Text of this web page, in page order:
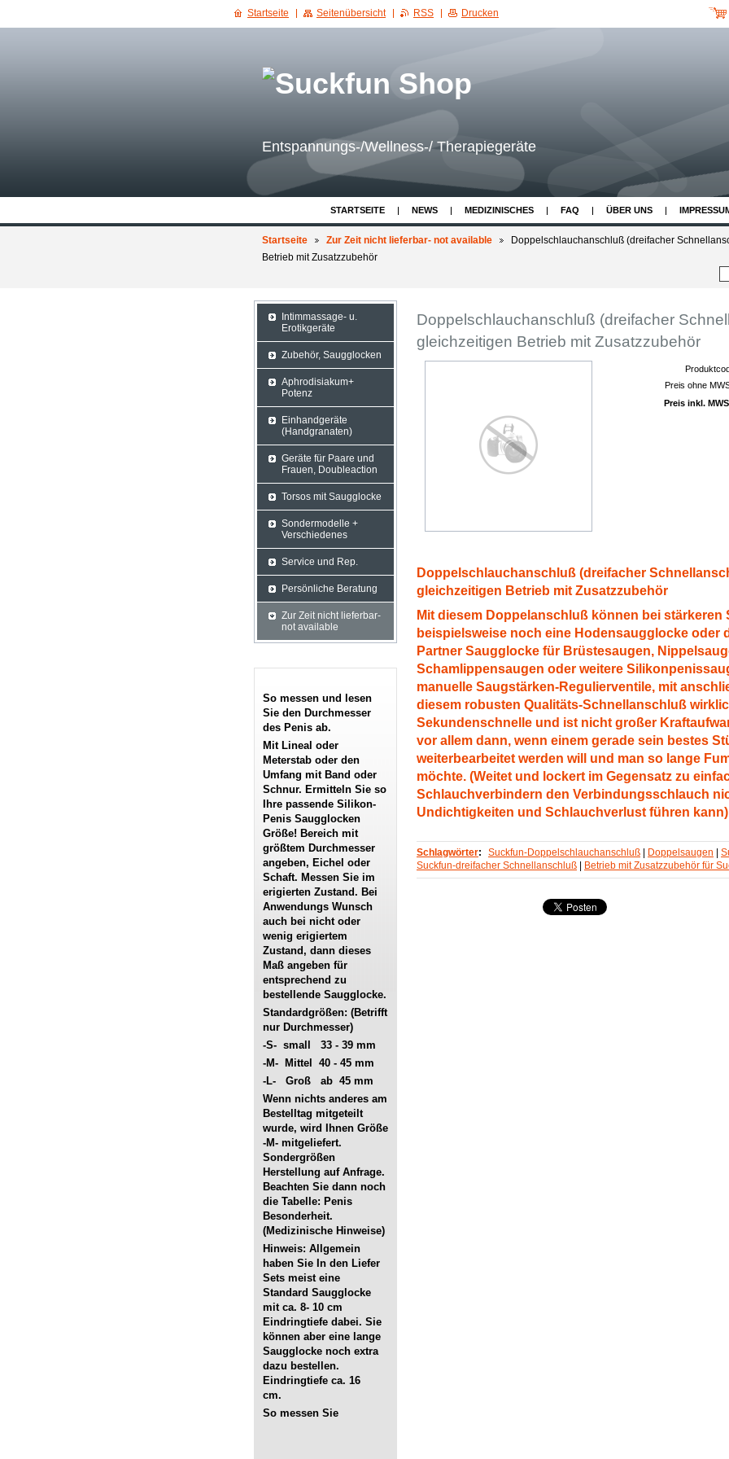
Entspannungs-/Wellness-/ Therapiegeräte
STARTSEITE NEWS MEDIZINISCHES FAQ ÜBER UNS
Startseite Zur Zeit nicht lieferbar- not available
Doppelschlauchanschluß (dreifacher
Betrieb mit Zusatzzubehör
Doppelschlauchanschluß (dreifacher
gleichzeitigen Betrieb mit Zusatzzubehör
Preis ohne
Preis inkl.
Doppelschlauchanschluß (dreifacher
gleichzeitigen Betrieb mit Zusatzzubehör
Mit diesem Doppelanschluß können bei stärkeren
beispielsweise noch eine Hodensaugglocke oder
Partner Saugglocke für Brüstesaugen,
Schamlippensaugen oder weitere
manuelle Saugstärken-Regulierventile, mit
diesem robusten Qualitäts-Schnellanschluß
Sekundenschnelle und ist nicht großer
vor allem dann, wenn einem gerade sein bestes
weiterbearbeitet werden will und man so lange
möchte. (Weitet und lockert im Gegensatz zu
Schlauchverbindern den Verbindungsschlauch
Undichtigkeiten und Schlauchverlust führen kann)
Schlagwörter: Suckfun-Doppelschlauchanschluß | Doppelsaugen |
Suckfun-dreifacher Schnellanschluß | Betrieb mit Zusatzzubehör für
Intimmassage- u.
Erotikgeräte
Zubehör, Saugglocken
Aphrodisiakum+
Potenz
Einhandgeräte
(Handgranaten)
Geräte für Paare und
Frauen, Doubleaction
Torsos mit Saugglocke
Sondermodelle +
Verschiedenes
Service und Rep.
Persönliche Beratung
Zur Zeit nicht lieferbar-
not available
So messen und lesen
Sie den Durchmesser
des Penis ab.
Mit Lineal oder
Meterstab oder den
Umfang mit Band oder
Schnur. Ermitteln Sie so
Ihre passende Silikon-
Penis Saugglocken
Größe! Bereich mit
größtem Durchmesser
angeben, Eichel oder
Schaft. Messen Sie im
erigierten Zustand. Bei
Anwendungs Wunsch
auch bei nicht oder
wenig erigiertem
Zustand, dann dieses
Maß angeben für
entsprechend zu
bestellende Saugglocke.
Standardgrößen: (Betrifft
nur Durchmesser)
-S- small 33 - 39 mm
-M- Mittel 40 - 45 mm
-L- Groß ab 45 mm
Wenn nichts anderes am
Bestelltag mitgeteilt
wurde, wird Ihnen Größe
-M- mitgeliefert.
Sondergrößen
Herstellung auf Anfrage.
Beachten Sie dann noch
die Tabelle: Penis
Besonderheit.
(Medizinische Hinweise)
Hinweis: Allgemein
haben Sie In den Liefer
Sets meist eine
Standard Saugglocke
mit ca. 8- 10 cm
Eindringtiefe dabei. Sie
können aber eine lange
Saugglocke noch extra
dazu bestellen.
Eindringtiefe ca. 16
cm.
So messen Sie
Startseite Seitenübersicht RSS Drucken